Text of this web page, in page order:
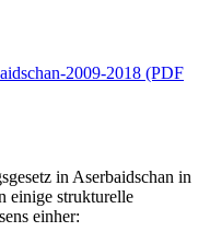
2009-2018 (PDF
in Aserbaidschan in
einige strukturelle
einher: